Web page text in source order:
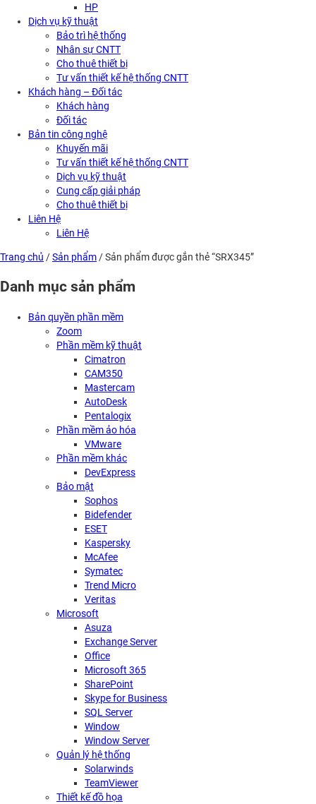
HP
Dịch vụ kỹ thuật
Bảo trì hệ thống
Nhân sự CNTT
Cho thuê thiết bị
Tư vấn thiết kế hệ thống CNTT
Khách hàng – Đối tác
Khách hàng
Đối tác
Bản tin công nghệ
Khuyến mãi
Tư vấn thiết kế hệ thống CNTT
Dịch vụ kỹ thuật
Cung cấp giải pháp
Cho thuê thiết bị
Liên Hệ
Liên Hệ
Trang chủ /Sản phẩm / Sản phẩm được gắn thẻ “SRX345”
Danh mục sản phẩm
Bản quyền phần mềm
Zoom
Phần mềm kỹ thuật
Cimatron
CAM350
Mastercam
AutoDesk
Pentalogix
Phần mềm ảo hóa
VMware
Phần mềm khác
DevExpress
Bảo mật
Sophos
Bidefender
ESET
Kaspersky
McAfee
Symatec
Trend Micro
Veritas
Microsoft
Asuza
Exchange Server
Office
Microsoft 365
SharePoint
Skype for Business
SQL Server
Window
Window Server
Quản lý hệ thống
Solarwinds
TeamViewer
Thiết kế đồ họa